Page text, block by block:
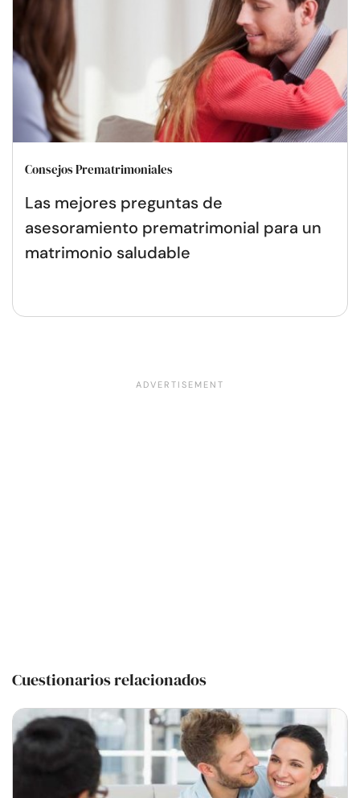
Consejos Prematrimoniales
Las mejores preguntas de
asesoramiento prematrimonial para un
matrimonio saludable
Cuestionarios relacionados